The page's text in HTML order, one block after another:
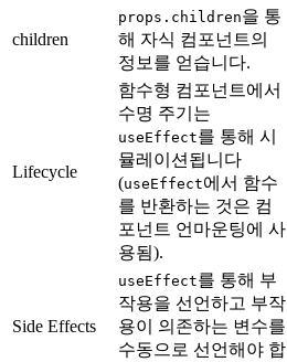
children
props.children을 통
해 자식 컴포넌트의
정보를 얻습니다.
Lifecycle
함수형 컴포넌트에서
수명 주기는
useEffect를 통해 시
뮬레이션됩니다
(useEffect에서 함수
를 반환하는 것은 컴
포넌트 언마운팅에 사
용됨).
Side Effects
useEffect를 통해 부
작용을 선언하고 부작
용이 의존하는 변수를
수동으로 선언해야 합